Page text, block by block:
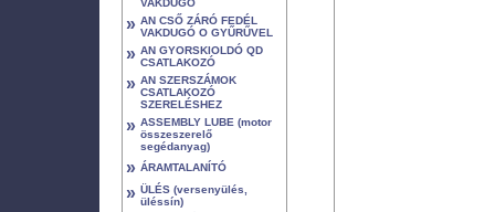
VAKDUGÓ
» AN CSŐ ZÁRÓ FEDÉL
VAKDUGÓ O GYŰRŰVEL
» AN GYORSKIOLDÓ QD
CSATLAKOZÓ
» AN SZERSZÁMOK
CSATLAKOZÓ
SZERELÉSHEZ
» ASSEMBLY LUBE (motor
összeszerelő
segédanyag)
» ÁRAMTALANÍTÓ
» ÜLÉS (versenyülés,
üléssín)